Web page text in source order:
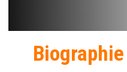
Biographie